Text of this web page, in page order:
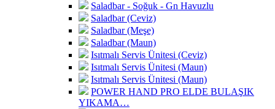
Saladbar - Soğuk - Gn Havuzlu
Saladbar (Ceviz)
Saladbar (Meşe)
Saladbar (Maun)
Isıtmalı Servis Ünitesi (Ceviz)
Isıtmalı Servis Ünitesi (Maun)
Isıtmalı Servis Ünitesi (Maun)
POWER HAND PRO ELDE BULAŞIK
YIKAMA…